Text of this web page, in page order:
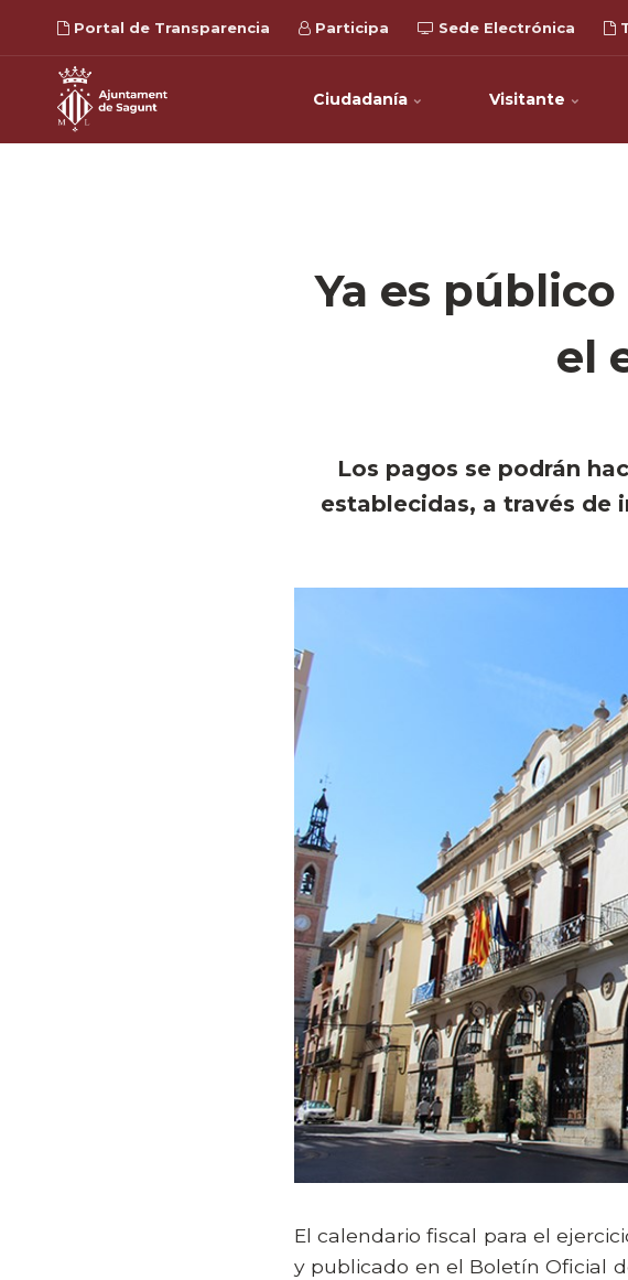
Portal de Transparencia Participa Sede Electrónica
Ciudadanía Visitante
Ya es
el
Los pagos se podrán
establecidas, a través
El calendario fiscal para el
y publicado en el Boletín Oficial